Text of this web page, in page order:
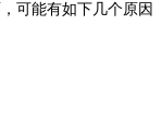
可能有如下几个原因